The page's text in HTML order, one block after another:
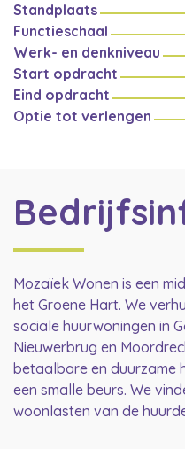
Standplaats
Functieschaal
Werk- en denkniveau
Start opdracht
Eind opdracht
Optie tot verlengen
Mozaïek Wonen is een
het Groene Hart. We
sociale huurwoningen in
Nieuwerbrug en
betaalbare en duurzame
een smalle beurs. We
woonlasten van de